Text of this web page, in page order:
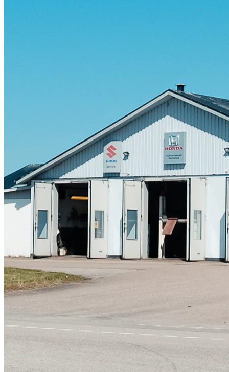
Skadeverkstad